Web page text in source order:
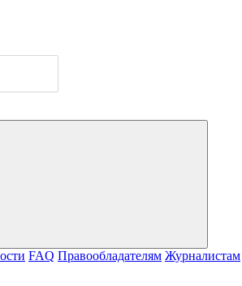
FAQ Правообладателям Журналистам